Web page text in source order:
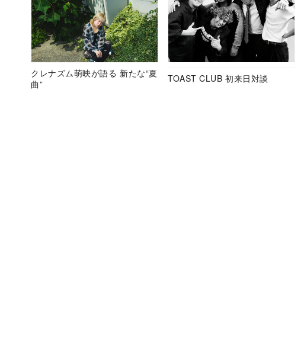
クレナズム萌映が語る 新たな“夏
曲”
TOAST CLUB 初来日対談